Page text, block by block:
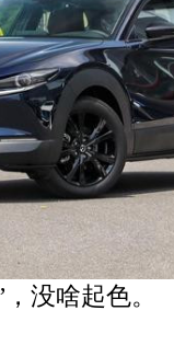
没啥起色。